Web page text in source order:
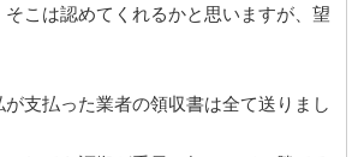
こは認めてくれるかと思いますが、望
支払った業者の領収書は全て送りまし